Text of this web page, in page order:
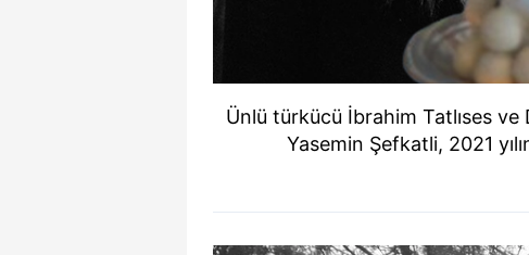
Ünlü türkücü İbrahim Tatlıses ve
Yasemin Şefkatli, 2021